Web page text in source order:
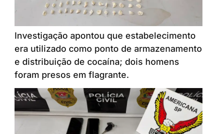
Investigação apontou que estabelecimento
era utilizado como ponto de armazenamento
e distribuição de cocaína; dois homens
foram presos em flagrante.